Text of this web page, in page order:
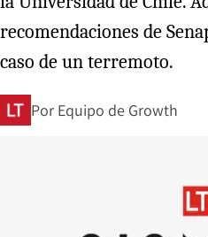
recomendaciones de
caso de un terremoto.
Por Equipo de Growth